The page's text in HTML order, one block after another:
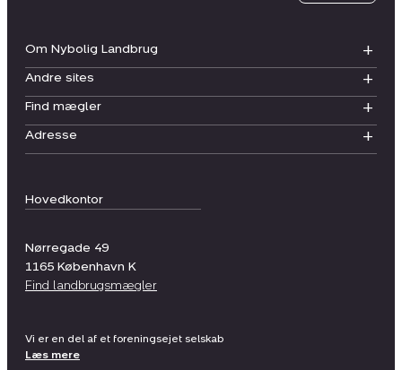
Hovedkontor
Nørregade 49
1165 København K
Find landbrugsmægler
Om Nybolig Landbrug
Andre sites
Find mægler
Adresse
Vi er en del af et foreningsejet selskab
Læs mere